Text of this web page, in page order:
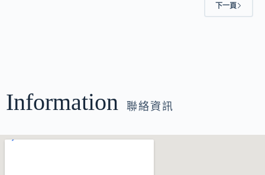
下一頁
Information 聯絡資訊